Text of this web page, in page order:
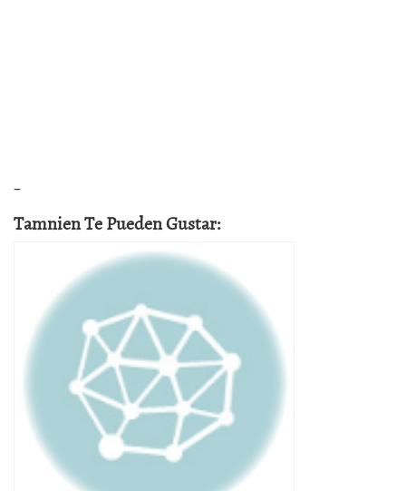
–
Tamnien Te Pueden Gustar: